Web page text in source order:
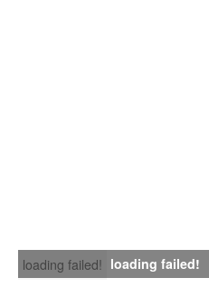
loading failed! loading failed!